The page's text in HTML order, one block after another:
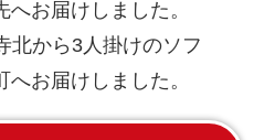
お届けしました。
北から3人掛けのソフ
お届けしました。